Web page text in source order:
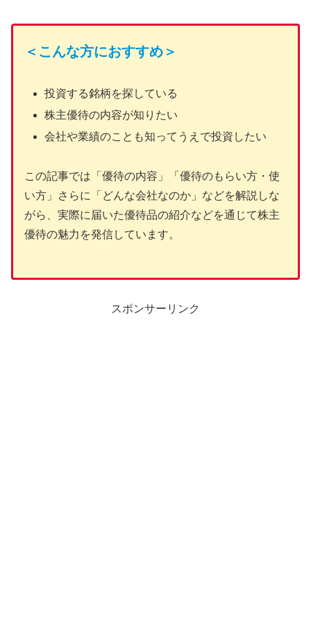
＜こんな方におすすめ＞
投資する銘柄を探している
株主優待の内容が知りたい
会社や業績のことも知ってうえで投資したい
この記事では「優待の内容」「優待のもらい方・使
い方」さらに「どんな会社なのか」などを解説しな
がら、実際に届いた優待品の紹介などを通じて株主
優待の魅力を発信しています。
スポンサーリンク